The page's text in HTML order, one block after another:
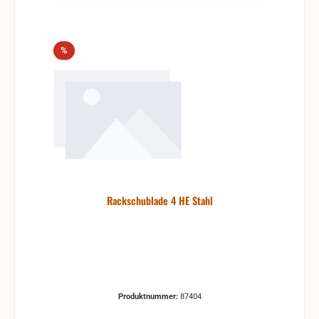
%Rabatt
Rackschublade 4 HE Stahl
Produktnummer: 87404